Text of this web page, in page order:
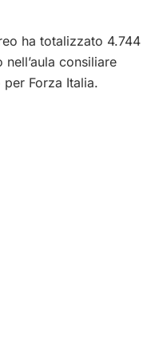
ha totalizzato 4.744
consiliare
per Forza Italia.